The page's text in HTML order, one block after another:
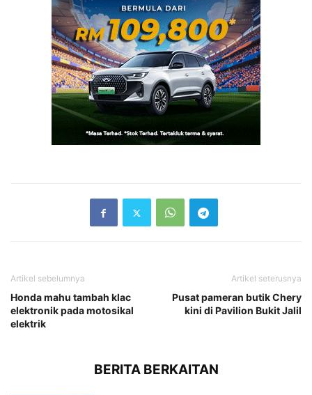
Artikel sebelumnya
Honda mahu tambah klac
elektronik pada motosikal
elektrik
Artikel seterusnya
Pusat pameran butik Chery
kini di Pavilion Bukit Jalil
BERITA BERKAITAN